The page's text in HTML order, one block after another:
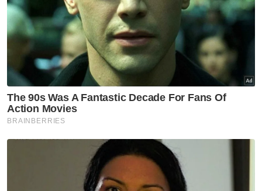
Pelaburan
Artikel Disyorkan
‘Bukan wayang, kami cuma
tuntut janji KKM’ - Onn Hafiz
Johor